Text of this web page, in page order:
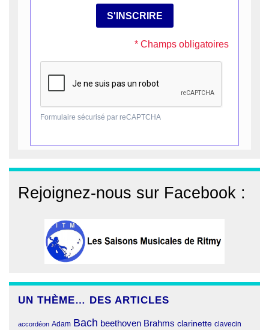
Rejoignez-nous sur Facebook :
UN THÈME… DES ARTICLES
accordéon Adam Bach beethoven Brahms clarinette clavecin